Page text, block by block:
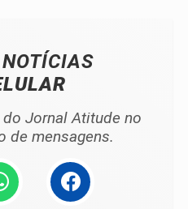
Jornal Atitude no
de mensagens.